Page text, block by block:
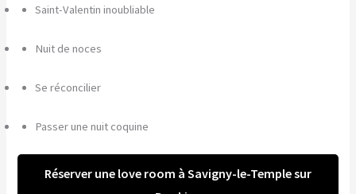
Saint-Valentin inoubliable
Nuit de noces
Se réconcilier
Passer une nuit coquine
Réserver une love room à Savigny-le-Temple sur